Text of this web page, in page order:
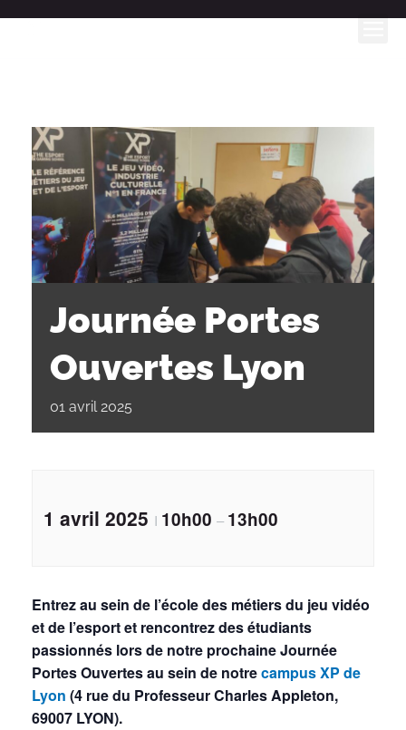
Journée Portes
Ouvertes Lyon
01 avril 2025
1 avril 2025 I 10h00 – 13h00
Entrez au sein de l’école des métiers du jeu vidéo
et de l’esport et rencontrez des étudiants
passionnés lors de notre prochaine Journée
Portes Ouvertes au sein de notrecampus XP de
Lyon (4 rue du Professeur Charles Appleton,
69007 LYON).